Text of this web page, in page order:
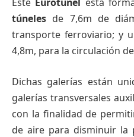
túneles de 7,6m de
transporte ferroviario; y
4,8m, para la circulación
Dichas galerías están
galerías transversales
con la finalidad de
de aire para disminuir la